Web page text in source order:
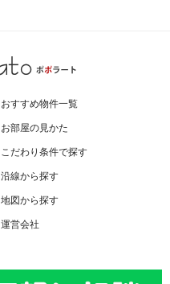
おすすめ物件一覧
お部屋の見かた
こだわり条件で探す
沿線から探す
地図から探す
運営会社